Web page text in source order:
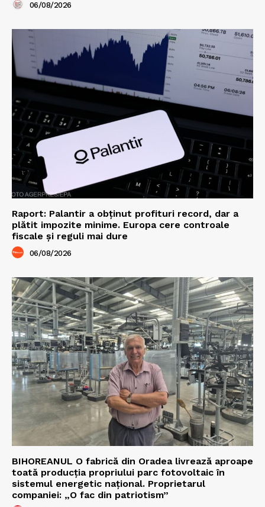
06/08/2026
Raport: Palantir a obținut profituri record, dar a
plătit impozite minime. Europa cere controale
fiscale și reguli mai dure
06/08/2026
BIHOREANUL O fabrică din Oradea livrează aproape
toată producția propriului parc fotovoltaic în
sistemul energetic național. Proprietarul
companiei: „O fac din patriotism”